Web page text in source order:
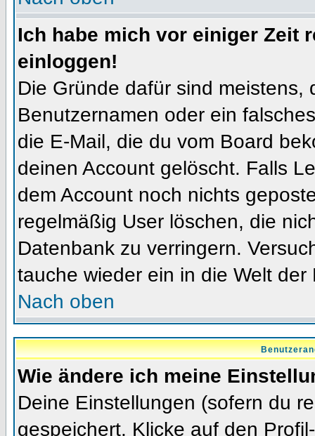
Ich habe mich vor einiger Zeit
einloggen!
Die Gründe dafür sind
Benutzernamen oder ein
die E-Mail, die du vom Board
deinen Account gelöscht. Falls
dem Account noch nichts
regelmäßig User löschen, die
Datenbank zu verringern.
tauche wieder ein in die Welt der
Nach oben
Wie ändere ich meine
Deine Einstellungen (sofern du
gespeichert. Klicke auf den Profil